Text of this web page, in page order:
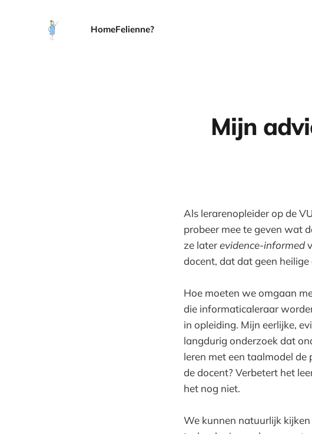
HomeFelienne?
Mijn
Als lerarenopleider op de
probeer mee te geven wat
ze laterevidence-informed
docent, dat dat geen
Hoe moeten we omgaan
die informaticaleraar
in opleiding. Mijn eerlijke,
langdurig onderzoek dat
leren met een taalmodel
de docent? Verbetert het
het nog niet.
We kunnen natuurlijk